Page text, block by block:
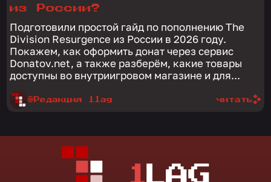
из России?
Подготовили простой гайд по пополнению The
Division Resurgence из России в 2026 году.
Покажем, как оформить донат через сервис
Donatov.net, а также разберём, какие товары
доступны во внутриигровом магазине и для...
@Редакция 1lag читать